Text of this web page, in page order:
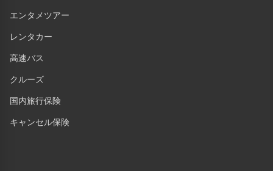
エンタメツアー
レンタカー
高速バス
クルーズ
国内旅行保険
キャンセル保険